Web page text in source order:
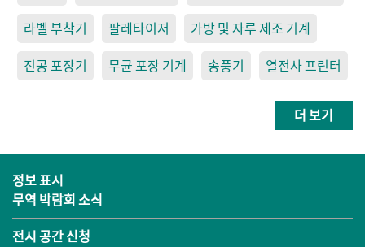
라벨 부착기 팔레타이저 가방 및 자루 제조 기계
진공 포장기 무균 포장 기계 송풍기 열전사 프린터
더 보기
정보 표시
무역 박람회 소식
전시 공간 신청